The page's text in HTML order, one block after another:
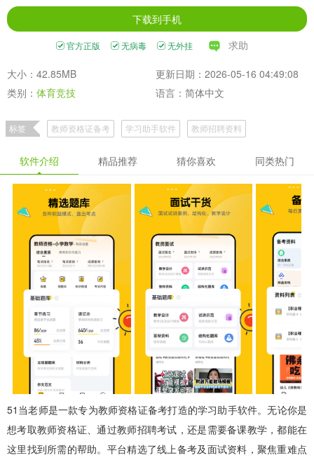
下载到手机
官方正版 无病毒 无外挂 求助
大小：42.85MB
更新日期：2026-05-16 04:49:08
类别： 体育竞技 语言：简体中文
标签 教师资格证备考 学习助手软件 教师招聘资料
软件介绍 精品推荐 猜你喜欢 同类热门
51当老师是一款专为教师资格证备考打造的学习助手软件。无论你是
想考取教师资格证、通过教师招聘考试，还是需要备课教学，都能在
这里找到所需的帮助。平台精选了线上备考及面试资料，聚焦重难点